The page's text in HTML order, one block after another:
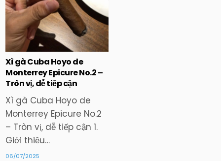
Xì gà Cuba Hoyo de
Monterrey Epicure No.2 –
Tròn vị, dễ tiếp cận
Xì gà Cuba Hoyo de
Monterrey Epicure No.2
– Tròn vị, dễ tiếp cận 1.
Giới thiệu…
06/07/2025